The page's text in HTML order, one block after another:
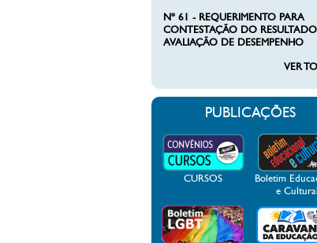
Nº 61 - REQUERIMENTO PARA
CONTESTAÇÃO DO
AVALIAÇÃO DE DESEMPENHO
VER
PUBLICAÇÕES
CURSOS
Boletim
e Cultural